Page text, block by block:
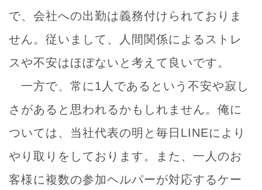
で、会社への出勤は義務付けられておりま
せん。従いまして、人間関係によるストレ
スや不安はほぼないと考えて良いです。
一方で、常に1人であるという不安や寂し
さがあると思われるかもしれません。俺に
ついては、当社代表の明と毎日LINEにより
やり取りをしております。また、一人のお
客様に複数の参加ヘルパーが対応するケー